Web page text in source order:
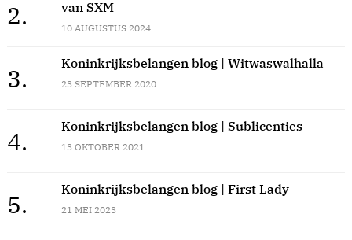
2.
van SXM
10 AUGUSTUS 2024
3.
Koninkrijksbelangen blog | Witwaswalhalla
23 SEPTEMBER 2020
4.
Koninkrijksbelangen blog | Sublicenties
13 OKTOBER 2021
5.
Koninkrijksbelangen blog | First Lady
21 MEI 2023